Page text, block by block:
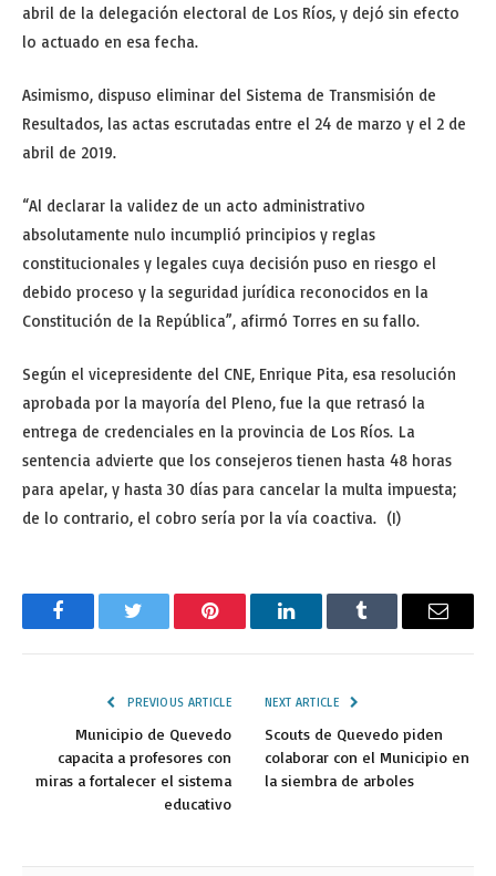
abril de la delegación electoral de Los Ríos, y dejó sin efecto
lo actuado en esa fecha.
Asimismo, dispuso eliminar del Sistema de Transmisión de
Resultados, las actas escrutadas entre el 24 de marzo y el 2 de
abril de 2019.
“Al declarar la validez de un acto administrativo
absolutamente nulo incumplió principios y reglas
constitucionales y legales cuya decisión puso en riesgo el
debido proceso y la seguridad jurídica reconocidos en la
Constitución de la República”, afirmó Torres en su fallo.
Según el vicepresidente del CNE, Enrique Pita, esa resolución
aprobada por la mayoría del Pleno, fue la que retrasó la
entrega de credenciales en la provincia de Los Ríos. La
sentencia advierte que los consejeros tienen hasta 48 horas
para apelar, y hasta 30 días para cancelar la multa impuesta;
de lo contrario, el cobro sería por la vía coactiva. (I)
FacebookTwitter Pinterest LinkedInTumblr Email
PREVIOUS ARTICLE
Municipio de Quevedo
capacita a profesores con
miras a fortalecer el sistema
educativo
NEXT ARTICLE
Scouts de Quevedo piden
colaborar con el Municipio en
la siembra de arboles